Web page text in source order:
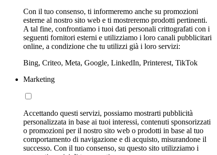
Con il tuo consenso, ti informeremo anche su promozioni
esterne al nostro sito web e ti mostreremo prodotti pertinenti.
A tal fine, confrontiamo i tuoi dati personali crittografati con i
seguenti fornitori esterni e utilizziamo i loro canali pubblicitari
online, a condizione che tu utilizzi già i loro servizi:
Bing, Criteo, Meta, Google, LinkedIn, Printerest, TikTok
Marketing
Accettando questi servizi, possiamo mostrarti pubblicità
personalizzata in base ai tuoi interessi, contenuti sponsorizzati
o promozioni per il nostro sito web o prodotti in base al tuo
comportamento di navigazione e di acquisto, misurandone il
successo. Con il tuo consenso, su questo sito utilizziamo i